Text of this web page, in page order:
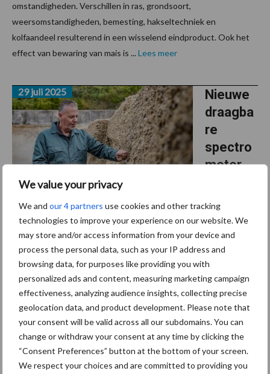
We value your privacy
We and our 4 partners use cookies and other tracking
technologies to improve your experience on our website. We
may store and/or access information from your device and
process the personal data, such as your IP address and
browsing data, for purposes like providing you with
personalized ads and content, measuring marketing campaign
effectiveness, analyzing audience insights, collecting precise
geolocation data, and product development. Please note that
your consent will be valid across all our subdomains. You can
change or withdraw your consent at any time by clicking the
“Consent Preferences” button at the bottom of your screen.
We respect your choices and are committed to providing you
omstandigheden. Verschillen in ras, grondsoort,
weersomstandigheden, bemesting, hakseltechniek en
kolfaandeel resulterend in een wisselend eindproduct. Ook het
effect van bewaring van mais is ... Lees meer
Nieuwe
draagba
re
spectro
meter
voederw
aarde in
real-time
29 juli 2025
Eurofins Agro Testing en trinamiX GmbH, een
dochteronderneming van BASF, kondigen de lancering aan van de
eerste gezamenlijk ontwikkelde mobiele spectrometer voor
voederwaarde analyse van: verse maïs, maïskuil, CCM (Corn Cob
Mix), ...Lees meer